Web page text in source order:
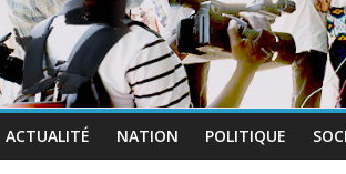
ACTUALITÉ NATION POLITIQUE